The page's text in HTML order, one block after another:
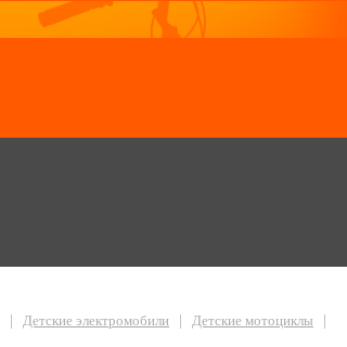
Детские электромобили Детские мотоциклы